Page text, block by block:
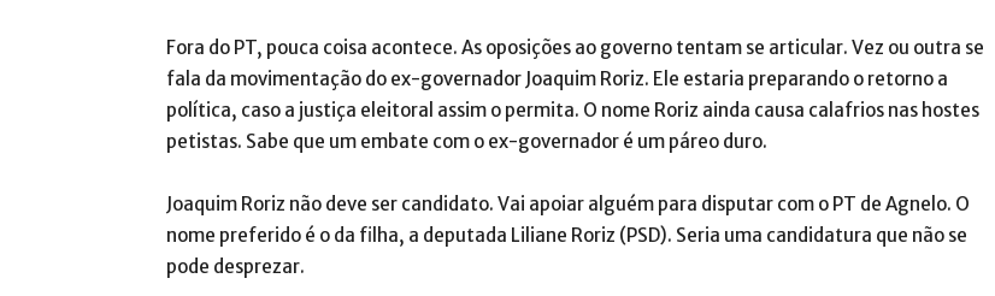
Fora do PT, pouca coisa acontece. As oposições ao governo tentam se articular. Vez ou outra se
fala da movimentação do ex-governador Joaquim Roriz. Ele estaria preparando o retorno a
política, caso a justiça eleitoral assim o permita. O nome Roriz ainda causa calafrios nas hostes
petistas. Sabe que um embate com o ex-governador é um páreo duro.
Joaquim Roriz não deve ser candidato. Vai apoiar alguém para disputar com o PT de Agnelo. O
nome preferido é o da filha, a deputada Liliane Roriz (PSD). Seria uma candidatura que não se
pode desprezar.